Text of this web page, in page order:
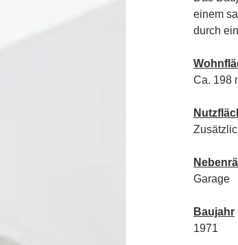
einem
durch
Ca. 198
Garage
Baujahr
1971